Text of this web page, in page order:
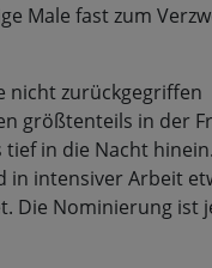
Male fast zum
nicht zurückgegriffen
größtenteils in der
in die Nacht
in intensiver Arbeit
Die Nominierung ist